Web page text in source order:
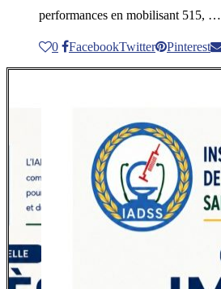
performances en mobilisant 515, …
0 FacebookTwitter Pinterest